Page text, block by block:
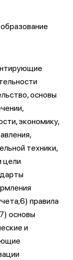
основы
экономику,
техники,
цели
правила
основы
и